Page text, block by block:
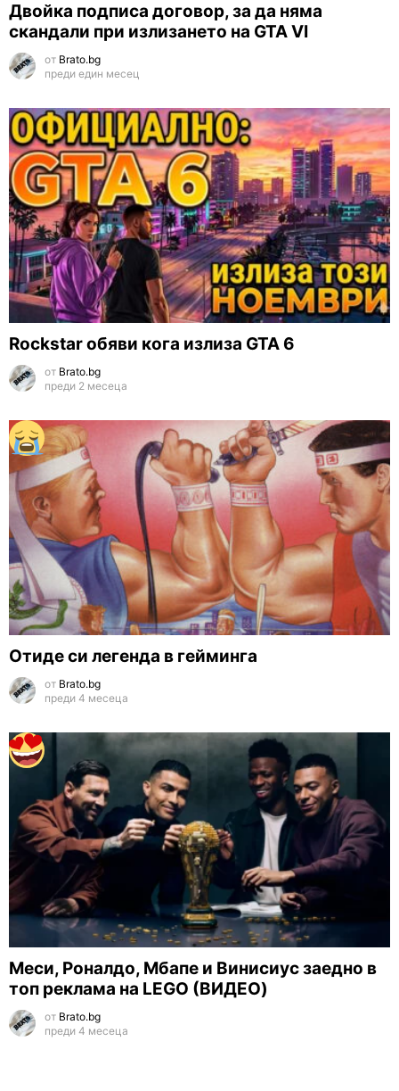
Двойка подписа договор, за да няма
скандали при излизането на GTA VI
от Brato.bg
преди един месец
Rockstar обяви кога излиза GTA 6
от Brato.bg
преди 2 месеца
Отиде си легенда в гейминга
от Brato.bg
преди 4 месеца
Меси, Роналдо, Мбапе и Винисиус заедно в
топ реклама на LEGO (ВИДЕО)
от Brato.bg
преди 4 месеца